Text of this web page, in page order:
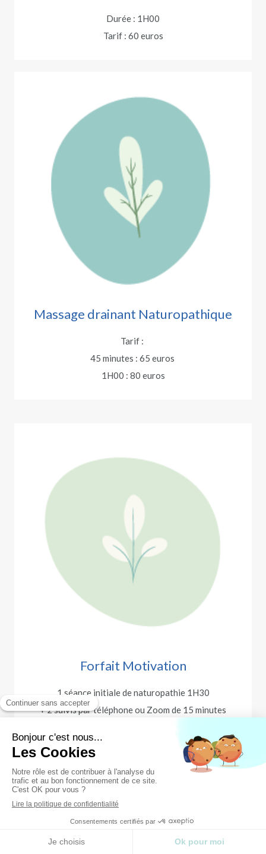
Durée : 1H00
Tarif : 60 euros
Massage drainant Naturopathique
Tarif :
45 minutes : 65 euros
1H00 : 80 euros
Forfait Motivation
1 séance initiale de naturopathie 1H30
+ 2 suivis par téléphone ou Zoom de 15 minutes